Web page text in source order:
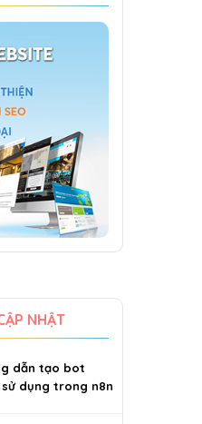
NHẬT
dẫn tạo bot
dụng trong n8n